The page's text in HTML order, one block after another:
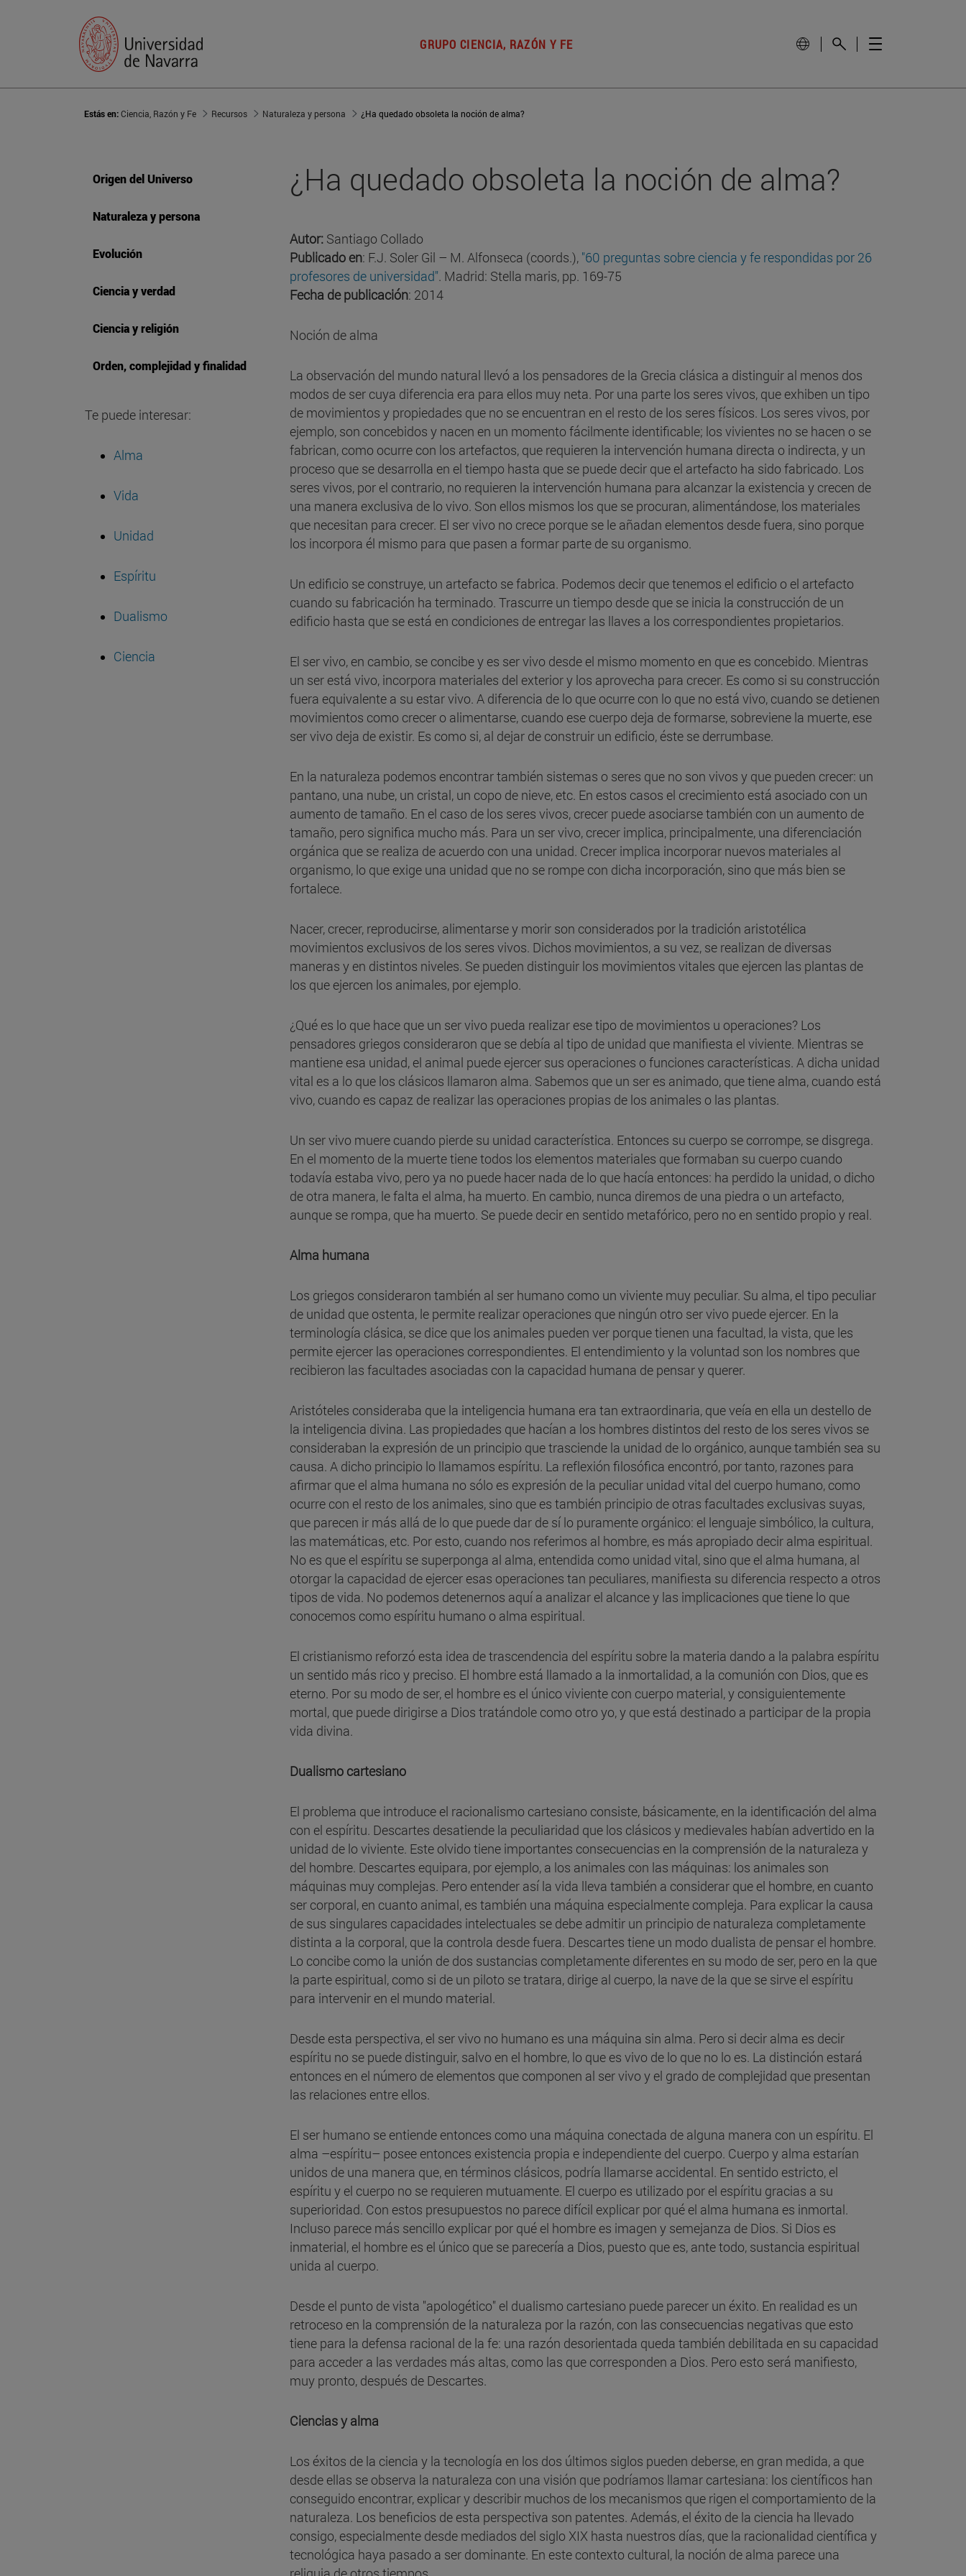
GRUPO CIENCIA, RAZÓN Y FE
Estás en:Ciencia, Razón y Fe Recursos Naturaleza y persona ¿Ha quedado obsoleta la noción de alma?
Origen del Universo
Naturaleza y persona
Evolución
Ciencia y verdad
Ciencia y religión
Orden, complejidad y finalidad
Te puede interesar:
Alma
Vida
Unidad
Espíritu
Dualismo
Ciencia
¿Ha quedado obsoleta la noción de alma?
Autor: Santiago Collado
Publicado en: F.J. Soler Gil – M. Alfonseca (coords.), "60 preguntas sobre ciencia y fe respondidas por 26
profesores de universidad". Madrid: Stella maris, pp. 169-75
Fecha de publicación: 2014
Noción de alma
La observación del mundo natural llevó a los pensadores de la Grecia clásica a distinguir al menos dos
modos de ser cuya diferencia era para ellos muy neta. Por una parte los seres vivos, que exhiben un tipo
de movimientos y propiedades que no se encuentran en el resto de los seres físicos. Los seres vivos, por
ejemplo, son concebidos y nacen en un momento fácilmente identificable; los vivientes no se hacen o se
fabrican, como ocurre con los artefactos, que requieren la intervención humana directa o indirecta, y un
proceso que se desarrolla en el tiempo hasta que se puede decir que el artefacto ha sido fabricado. Los
seres vivos, por el contrario, no requieren la intervención humana para alcanzar la existencia y crecen de
una manera exclusiva de lo vivo. Son ellos mismos los que se procuran, alimentándose, los materiales
que necesitan para crecer. El ser vivo no crece porque se le añadan elementos desde fuera, sino porque
los incorpora él mismo para que pasen a formar parte de su organismo.
Un edificio se construye, un artefacto se fabrica. Podemos decir que tenemos el edificio o el artefacto
cuando su fabricación ha terminado. Trascurre un tiempo desde que se inicia la construcción de un
edificio hasta que se está en condiciones de entregar las llaves a los correspondientes propietarios.
El ser vivo, en cambio, se concibe y es ser vivo desde el mismo momento en que es concebido. Mientras
un ser está vivo, incorpora materiales del exterior y los aprovecha para crecer. Es como si su construcción
fuera equivalente a su estar vivo. A diferencia de lo que ocurre con lo que no está vivo, cuando se detienen
movimientos como crecer o alimentarse, cuando ese cuerpo deja de formarse, sobreviene la muerte, ese
ser vivo deja de existir. Es como si, al dejar de construir un edificio, éste se derrumbase.
En la naturaleza podemos encontrar también sistemas o seres que no son vivos y que pueden crecer: un
pantano, una nube, un cristal, un copo de nieve, etc. En estos casos el crecimiento está asociado con un
aumento de tamaño. En el caso de los seres vivos, crecer puede asociarse también con un aumento de
tamaño, pero significa mucho más. Para un ser vivo, crecer implica, principalmente, una diferenciación
orgánica que se realiza de acuerdo con una unidad. Crecer implica incorporar nuevos materiales al
organismo, lo que exige una unidad que no se rompe con dicha incorporación, sino que más bien se
fortalece.
Nacer, crecer, reproducirse, alimentarse y morir son considerados por la tradición aristotélica
movimientos exclusivos de los seres vivos. Dichos movimientos, a su vez, se realizan de diversas
maneras y en distintos niveles. Se pueden distinguir los movimientos vitales que ejercen las plantas de
los que ejercen los animales, por ejemplo.
¿Qué es lo que hace que un ser vivo pueda realizar ese tipo de movimientos u operaciones? Los
pensadores griegos consideraron que se debía al tipo de unidad que manifiesta el viviente. Mientras se
mantiene esa unidad, el animal puede ejercer sus operaciones o funciones características. A dicha unidad
vital es a lo que los clásicos llamaron alma. Sabemos que un ser es animado, que tiene alma, cuando está
vivo, cuando es capaz de realizar las operaciones propias de los animales o las plantas.
Un ser vivo muere cuando pierde su unidad característica. Entonces su cuerpo se corrompe, se disgrega.
En el momento de la muerte tiene todos los elementos materiales que formaban su cuerpo cuando
todavía estaba vivo, pero ya no puede hacer nada de lo que hacía entonces: ha perdido la unidad, o dicho
de otra manera, le falta el alma, ha muerto. En cambio, nunca diremos de una piedra o un artefacto,
aunque se rompa, que ha muerto. Se puede decir en sentido metafórico, pero no en sentido propio y real.
Alma humana
Los griegos consideraron también al ser humano como un viviente muy peculiar. Su alma, el tipo peculiar
de unidad que ostenta, le permite realizar operaciones que ningún otro ser vivo puede ejercer. En la
terminología clásica, se dice que los animales pueden ver porque tienen una facultad, la vista, que les
permite ejercer las operaciones correspondientes. El entendimiento y la voluntad son los nombres que
recibieron las facultades asociadas con la capacidad humana de pensar y querer.
Aristóteles consideraba que la inteligencia humana era tan extraordinaria, que veía en ella un destello de
la inteligencia divina. Las propiedades que hacían a los hombres distintos del resto de los seres vivos se
consideraban la expresión de un principio que trasciende la unidad de lo orgánico, aunque también sea su
causa. A dicho principio lo llamamos espíritu. La reflexión filosófica encontró, por tanto, razones para
afirmar que el alma humana no sólo es expresión de la peculiar unidad vital del cuerpo humano, como
ocurre con el resto de los animales, sino que es también principio de otras facultades exclusivas suyas,
que parecen ir más allá de lo que puede dar de sí lo puramente orgánico: el lenguaje simbólico, la cultura,
las matemáticas, etc. Por esto, cuando nos referimos al hombre, es más apropiado decir alma espiritual.
No es que el espíritu se superponga al alma, entendida como unidad vital, sino que el alma humana, al
otorgar la capacidad de ejercer esas operaciones tan peculiares, manifiesta su diferencia respecto a otros
tipos de vida. No podemos detenernos aquí a analizar el alcance y las implicaciones que tiene lo que
conocemos como espíritu humano o alma espiritual.
El cristianismo reforzó esta idea de trascendencia del espíritu sobre la materia dando a la palabra espíritu
un sentido más rico y preciso. El hombre está llamado a la inmortalidad, a la comunión con Dios, que es
eterno. Por su modo de ser, el hombre es el único viviente con cuerpo material, y consiguientemente
mortal, que puede dirigirse a Dios tratándole como otro yo, y que está destinado a participar de la propia
vida divina.
Dualismo cartesiano
El problema que introduce el racionalismo cartesiano consiste, básicamente, en la identificación del alma
con el espíritu. Descartes desatiende la peculiaridad que los clásicos y medievales habían advertido en la
unidad de lo viviente. Este olvido tiene importantes consecuencias en la comprensión de la naturaleza y
del hombre. Descartes equipara, por ejemplo, a los animales con las máquinas: los animales son
máquinas muy complejas. Pero entender así la vida lleva también a considerar que el hombre, en cuanto
ser corporal, en cuanto animal, es también una máquina especialmente compleja. Para explicar la causa
de sus singulares capacidades intelectuales se debe admitir un principio de naturaleza completamente
distinta a la corporal, que la controla desde fuera. Descartes tiene un modo dualista de pensar el hombre.
Lo concibe como la unión de dos sustancias completamente diferentes en su modo de ser, pero en la que
la parte espiritual, como si de un piloto se tratara, dirige al cuerpo, la nave de la que se sirve el espíritu
para intervenir en el mundo material.
Desde esta perspectiva, el ser vivo no humano es una máquina sin alma. Pero si decir alma es decir
espíritu no se puede distinguir, salvo en el hombre, lo que es vivo de lo que no lo es. La distinción estará
entonces en el número de elementos que componen al ser vivo y el grado de complejidad que presentan
las relaciones entre ellos.
El ser humano se entiende entonces como una máquina conectada de alguna manera con un espíritu. El
alma –espíritu– posee entonces existencia propia e independiente del cuerpo. Cuerpo y alma estarían
unidos de una manera que, en términos clásicos, podría llamarse accidental. En sentido estricto, el
espíritu y el cuerpo no se requieren mutuamente. El cuerpo es utilizado por el espíritu gracias a su
superioridad. Con estos presupuestos no parece difícil explicar por qué el alma humana es inmortal.
Incluso parece más sencillo explicar por qué el hombre es imagen y semejanza de Dios. Si Dios es
inmaterial, el hombre es el único que se parecería a Dios, puesto que es, ante todo, sustancia espiritual
unida al cuerpo.
Desde el punto de vista "apologético" el dualismo cartesiano puede parecer un éxito. En realidad es un
retroceso en la comprensión de la naturaleza por la razón, con las consecuencias negativas que esto
tiene para la defensa racional de la fe: una razón desorientada queda también debilitada en su capacidad
para acceder a las verdades más altas, como las que corresponden a Dios. Pero esto será manifiesto,
muy pronto, después de Descartes.
Ciencias y alma
Los éxitos de la ciencia y la tecnología en los dos últimos siglos pueden deberse, en gran medida, a que
desde ellas se observa la naturaleza con una visión que podríamos llamar cartesiana: los científicos han
conseguido encontrar, explicar y describir muchos de los mecanismos que rigen el comportamiento de la
naturaleza. Los beneficios de esta perspectiva son patentes. Además, el éxito de la ciencia ha llevado
consigo, especialmente desde mediados del siglo XIX hasta nuestros días, que la racionalidad científica y
tecnológica haya pasado a ser dominante. En este contexto cultural, la noción de alma parece una